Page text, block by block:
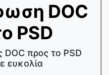
DOC
PSD
προς το PSD
ευκολία